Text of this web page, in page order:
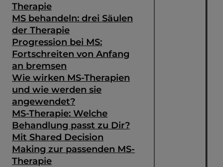
Therapie
MS behandeln: drei Säulen
der Therapie
Progression bei MS:
Fortschreiten von Anfang
an bremsen
Wie wirken MS-Therapien
und wie werden sie
angewendet?
MS-Therapie: Welche
Behandlung passt zu Dir?
Mit Shared Decision
Making zur passenden MS-
Therapie